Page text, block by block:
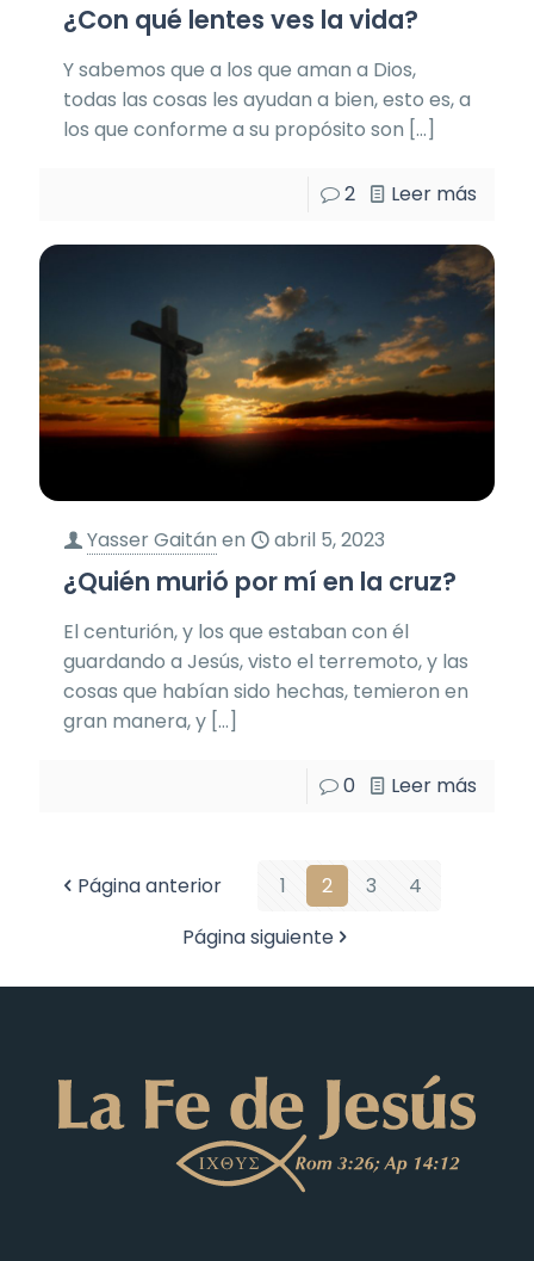
¿Con qué lentes ves la vida?
Y sabemos que a los que aman a Dios,
todas las cosas les ayudan a bien, esto es, a
los que conforme a su propósito son […]
2 Leer más
Yasser Gaitán en abril 5, 2023
¿Quién murió por mí en la cruz?
El centurión, y los que estaban con él
guardando a Jesús, visto el terremoto, y las
cosas que habían sido hechas, temieron en
gran manera, y […]
0 Leer más
Página anterior 1 2 3
4
Página siguiente